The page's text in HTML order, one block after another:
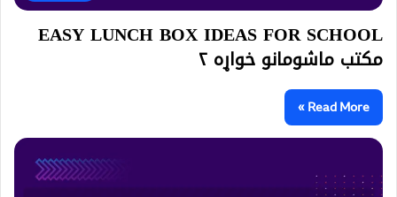
EASY LUNCH BOX IDEAS FOR SCHOOL
مکتب ماشومانو خواړه ۲
Read More »